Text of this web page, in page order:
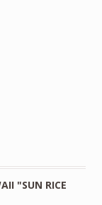
"SUN RICE